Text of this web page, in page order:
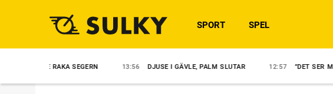
SPORT SPEL
RAKA SEGERN 13:56 DJUSE I GÄVLE, PALM SLUTAR 12:57 ”DET SER MÖRKT UT”